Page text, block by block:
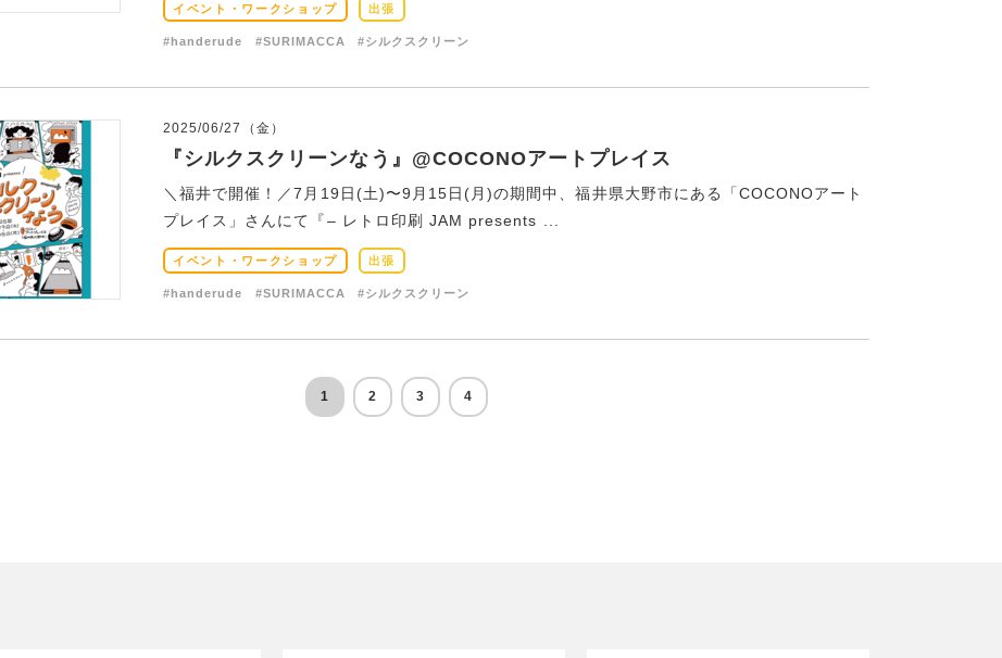
イベント・ワークショップ 出張
#handerude #SURIMACCA #シルクスクリーン
2025/06/27（金）
『シルクスクリーンなう』@COCONOアートプレイス
＼福井で開催！／7月19日(土)〜9月15日(月)の期間中、福井県大野市にある「COCONOアート
プレイス」さんにて『– レトロ印刷 JAM presents ...
イベント・ワークショップ 出張
#handerude #SURIMACCA #シルクスクリーン
1 2 3 4